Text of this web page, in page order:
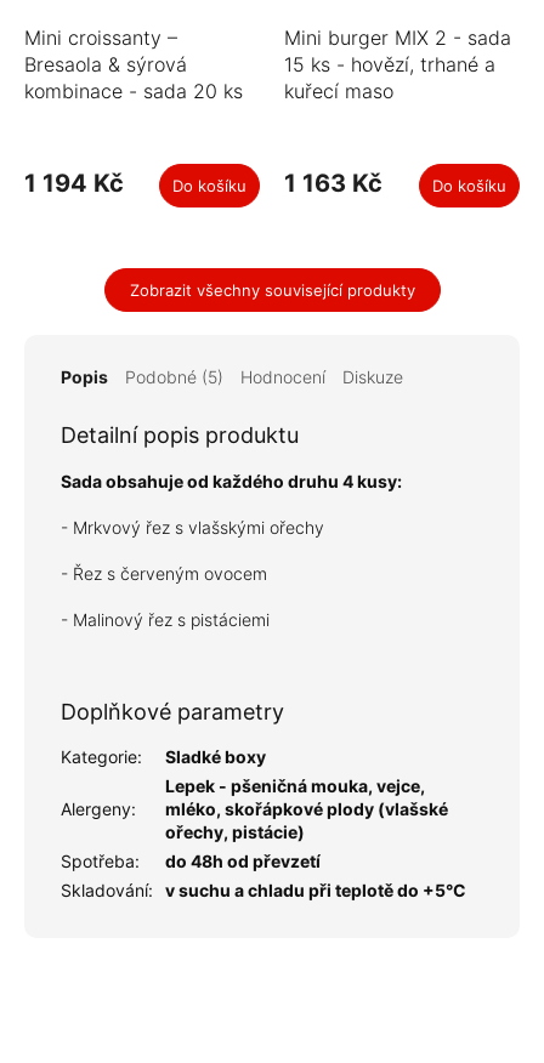
Mini croissanty –
Bresaola & sýrová
kombinace - sada 20 ks
1 194 Kč Do košíku
Mini burger MIX 2 - sada
15 ks - hovězí, trhané a
kuřecí maso
1 163 Kč Do košíku
Zobrazit všechny související produkty
Popis Podobné (5) Hodnocení Diskuze
Detailní popis produktu
Sada obsahuje od každého druhu 4 kusy:
- Mrkvový řez s vlašskými ořechy
- Řez s červeným ovocem
- Malinový řez s pistáciemi
Doplňkové parametry
Kategorie: Sladké boxy
Alergeny:
Lepek - pšeničná mouka, vejce,
mléko, skořápkové plody (vlašské
ořechy, pistácie)
Spotřeba:
do 48h od převzetí
Skladování: v suchu a chladu při teplotě do +5°C